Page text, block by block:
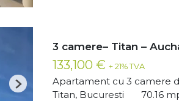
Next
3 camere– Titan –
133,100 € + 21% TVA
Apartament cu 3 camere
Titan, Bucuresti
70.16